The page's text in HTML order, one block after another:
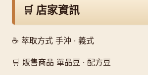
🛒 店家資訊
☕ 萃取方式 手沖 · 義式
🛒 販售商品 單品豆 · 配方豆